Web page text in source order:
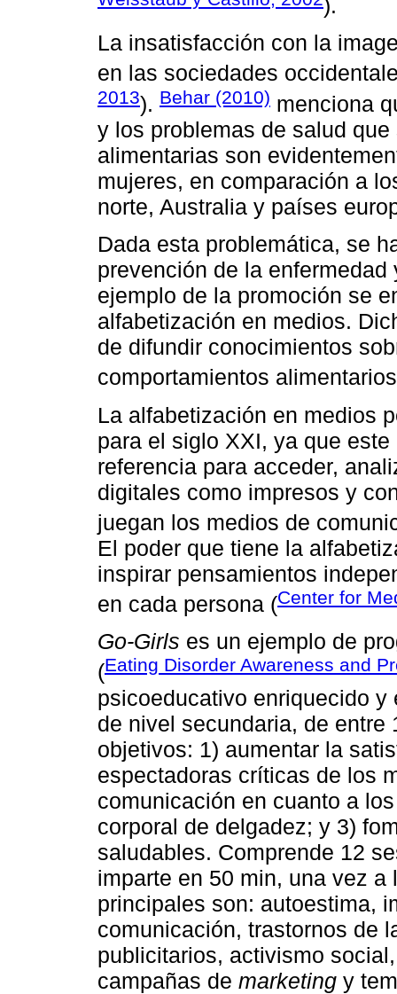
).
La insatisfacción con la
en las sociedades
2013). Behar (2010) menciona
y los problemas de salud
alimentarias son
mujeres, en comparación a
norte, Australia y países
Dada esta problemática, se
prevención de la
ejemplo de la promoción se
alfabetización en medios.
de difundir conocimientos
comportamientos
La alfabetización en medios
para el siglo XXI, ya que
referencia para acceder,
digitales como impresos y
juegan los medios de
El poder que tiene la
inspirar pensamientos
en cada persona (Center for
Go-Girls es un ejemplo de
(Eating Disorder Awareness and
psicoeducativo enriquecido
de nivel secundaria, de entre
objetivos: 1) aumentar la
espectadoras críticas de los
comunicación en cuanto a
corporal de delgadez; y 3)
saludables. Comprende 12
imparte en 50 min, una vez
principales son: autoestima,
comunicación, trastornos de
publicitarios, activismo
campañas de marketing y